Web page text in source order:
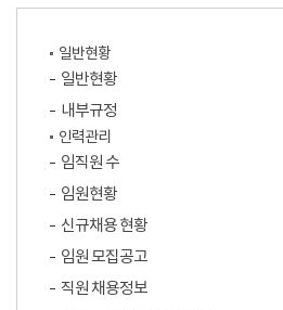
일반현황
일반현황
내부규정
인력관리
임직원 수
임원현황
신규채용 현황
임원 모집공고
직원 채용정보